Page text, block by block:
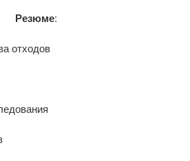
Резюме:
отходов